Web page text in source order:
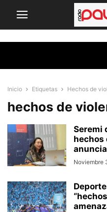
Inicio Etiquetas Hechos de
hechos de
Seremi
hechos
Noviembre